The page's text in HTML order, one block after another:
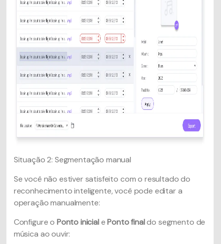
Situação 2: Segmentação manual
Se você não estiver satisfeito com o resultado do
reconhecimento inteligente, você pode editar a
operação manualmente:
Configure o Ponto inicialePonto finaldo segmento de
música ao ouvir: